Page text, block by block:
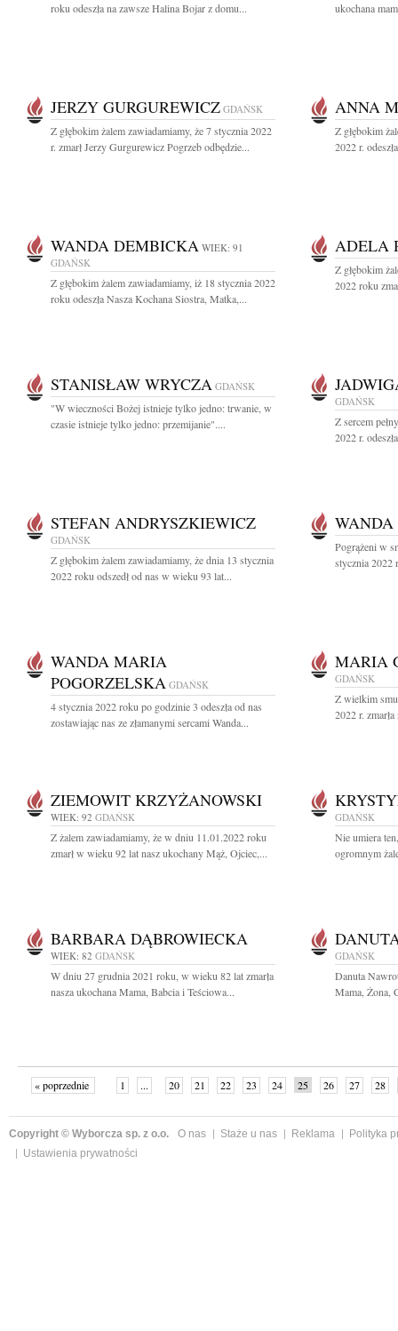
roku odeszła na zawsze Halina Bojar z domu...
ukochana
JERZY GURGUREWICZ GDAŃSK
Z głębokim żalem zawiadamiamy, że 7 stycznia 2022
r. zmarł Jerzy Gurgurewicz Pogrzeb odbędzie...
ANNA
Z głębokim
2022 r.
WANDA DEMBICKA WIEK: 91
GDAŃSK
Z głębokim żalem zawiadamiamy, iż 18 stycznia 2022
roku odeszła Nasza Kochana Siostra, Matka,...
ADELA
Z głębokim
2022 roku
STANISŁAW WRYCZA GDAŃSK
"W wieczności Bożej istnieje tylko jedno: trwanie, w
czasie istnieje tylko jedno: przemijanie"....
GDAŃSK
Z sercem
2022 r.
STEFAN ANDRYSZKIEWICZ
GDAŃSK
Z głębokim żalem zawiadamiamy, że dnia 13 stycznia
2022 roku odszedł od nas w wieku 93 lat...
WANDA
Pogrążeni w
stycznia 2022
WANDA MARIA
POGORZELSKA GDAŃSK
4 stycznia 2022 roku po godzinie 3 odeszła od nas
zostawiając nas ze złamanymi sercami Wanda...
MARIA
GDAŃSK
Z wielkim
2022 r.
ZIEMOWIT KRZYŻANOWSKI
WIEK: 92 GDAŃSK
Z żalem zawiadamiamy, że w dniu 11.01.2022 roku
zmarł w wieku 92 lat nasz ukochany Mąż, Ojciec,...
GDAŃSK
Nie umiera
ogromnym
BARBARA DĄBROWIECKA
WIEK: 82 GDAŃSK
W dniu 27 grudnia 2021 roku, w wieku 82 lat zmarła
nasza ukochana Mama, Babcia i Teściowa...
GDAŃSK
Danuta
Mama, Żona,
« poprzednie 1 ... 20 21 22 23 24 25 26 27
28
Copyright © Wyborcza sp. z o.o. O nas Staże u nas Reklama
Polityka
Ustawienia prywatności